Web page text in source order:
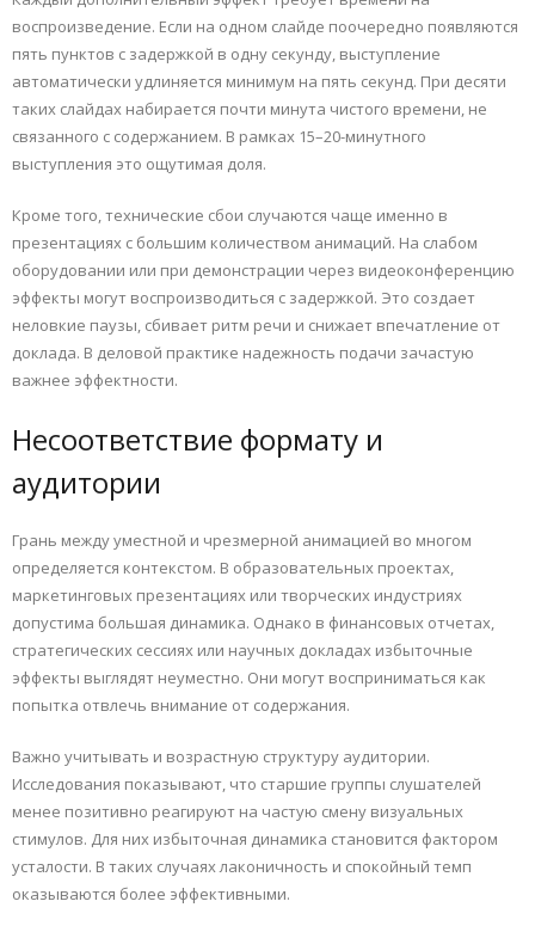
воспроизведение. Если на одном слайде поочередно появляются
пять пунктов с задержкой в одну секунду, выступление
автоматически удлиняется минимум на пять секунд. При десяти
таких слайдах набирается почти минута чистого времени, не
связанного с содержанием. В рамках 15–20-минутного
выступления это ощутимая доля.
Кроме того, технические сбои случаются чаще именно в
презентациях с большим количеством анимаций. На слабом
оборудовании или при демонстрации через видеоконференцию
эффекты могут воспроизводиться с задержкой. Это создает
неловкие паузы, сбивает ритм речи и снижает впечатление от
доклада. В деловой практике надежность подачи зачастую
важнее эффектности.
Несоответствие формату и
аудитории
Грань между уместной и чрезмерной анимацией во многом
определяется контекстом. В образовательных проектах,
маркетинговых презентациях или творческих индустриях
допустима большая динамика. Однако в финансовых отчетах,
стратегических сессиях или научных докладах избыточные
эффекты выглядят неуместно. Они могут восприниматься как
попытка отвлечь внимание от содержания.
Важно учитывать и возрастную структуру аудитории.
Исследования показывают, что старшие группы слушателей
менее позитивно реагируют на частую смену визуальных
стимулов. Для них избыточная динамика становится фактором
усталости. В таких случаях лаконичность и спокойный темп
оказываются более эффективными.